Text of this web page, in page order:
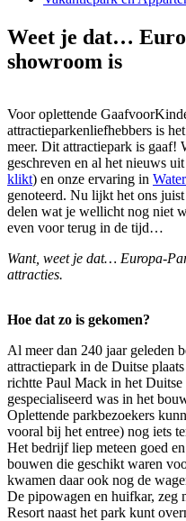
Weet je dat…
showroom is
Voor oplettende
attractieparkenliefhebbers is
meer. Dit attractiepark is gaaf!
geschreven en al het nieuws
klikt) en onze ervaring in
genoteerd. Nu lijkt het ons
delen wat je wellicht nog niet
even voor terug in de tijd…
Want, weet je dat… Europa-
attracties.
Hoe dat zo is gekomen?
Al meer dan 240 jaar geleden
attractiepark in de Duitse
richtte Paul Mack in het
gespecialiseerd was in het
Oplettende parkbezoekers
vooral bij het entree) nog iets
Het bedrijf liep meteen goed
bouwen die geschikt waren
kwamen daar ook nog de
De pipowagen en huifkar, zeg
Resort naast het park kunt